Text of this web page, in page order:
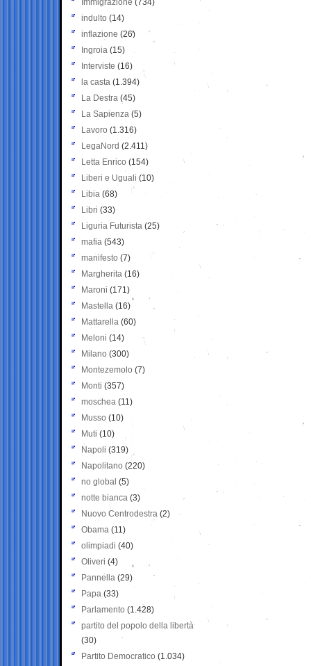
Immigrazione (734)
indulto (14)
inflazione (26)
Ingroia (15)
Interviste (16)
la casta (1.394)
La Destra (45)
La Sapienza (5)
Lavoro (1.316)
LegaNord (2.411)
Letta Enrico (154)
Liberi e Uguali (10)
Libia (68)
Libri (33)
Liguria Futurista (25)
mafia (543)
manifesto (7)
Margherita (16)
Maroni (171)
Mastella (16)
Mattarella (60)
Meloni (14)
Milano (300)
Montezemolo (7)
Monti (357)
moschea (11)
Musso (10)
Muti (10)
Napoli (319)
Napolitano (220)
no global (5)
notte bianca (3)
Nuovo Centrodestra (2)
Obama (11)
olimpiadi (40)
Oliveri (4)
Pannella (29)
Papa (33)
Parlamento (1.428)
partito del popolo della libertà
(30)
Partito Democratico (1.034)